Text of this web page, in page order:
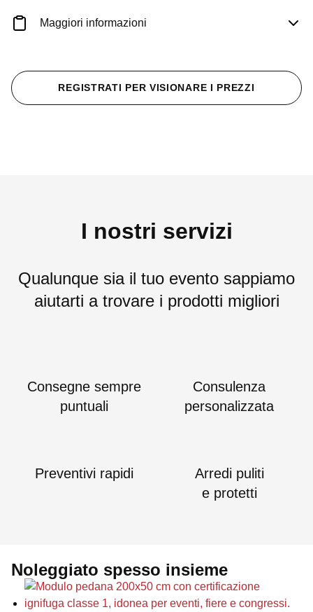
Maggiori informazioni
REGISTRATI PER VISIONARE I PREZZI
I nostri servizi
Qualunque sia il tuo evento sappiamo
aiutarti a trovare i prodotti migliori
Consegne sempre
puntuali
Consulenza
personalizzata
Preventivi rapidi
Arredi puliti
e protetti
Noleggiato spesso insieme